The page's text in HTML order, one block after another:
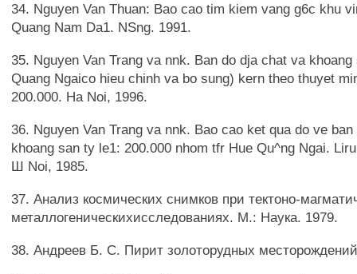
34. Nguyen Van Thuan: Bao cao tim kiem vang g6c khu
Quang Nam Da1. NSng. 1991.
35. Nguyen Van Trang va nnk. Ban do dja chat va
Quang Ngaiсо hieu chinh va bo sung) kern theo thuyet
200.000. Ha Noi, 1996.
36. Nguyen Van Trang va nnk. Bao cao ket qua do ve
khoang san ty le1: 200.000 nhom tfr Hue Qu^ng Ngai.
Ш Noi, 1985.
37. Анализ космических снимков при тектоно-
металлогеническихисследованиях. М.: Наука. 1979.
38. Андреев Б. С. Пирит золоторудных